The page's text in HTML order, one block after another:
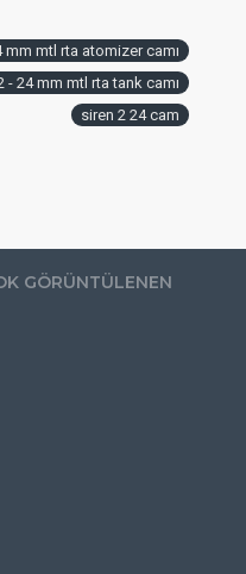
mtl rta atomizer camı
24 mm mtl rta tank camı
siren 2 24 cam
GÖRÜNTÜLENEN